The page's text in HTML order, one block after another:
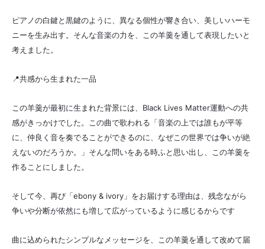
ピアノの白鍵と黒鍵のように、異なる個性が響き合い、美しいハーモ
ニーを生み出す。そんな音楽の力を、この羊羹を通して表現したいと
考えました。
📍共感から生まれた一品
この羊羹が最初に生まれた背景には、Black Lives Matter運動への共
感がきっかけでした。この曲で歌われる「音楽の上では誰もが平等
に、仲良く音を奏でることができるのに、なぜこの世界では争いが絶
えないのだろうか。」そんな問いをある時ふと思い出し、この羊羹を
作ることにしました。
そして今、再び「ebony & ivory」をお届けする理由は、残念ながら
争いや分断が依然にも増して広がっているように感じるからです
曲に込められたシンプルなメッセージを、この羊羹を通して改めて届